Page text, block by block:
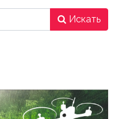
Искать